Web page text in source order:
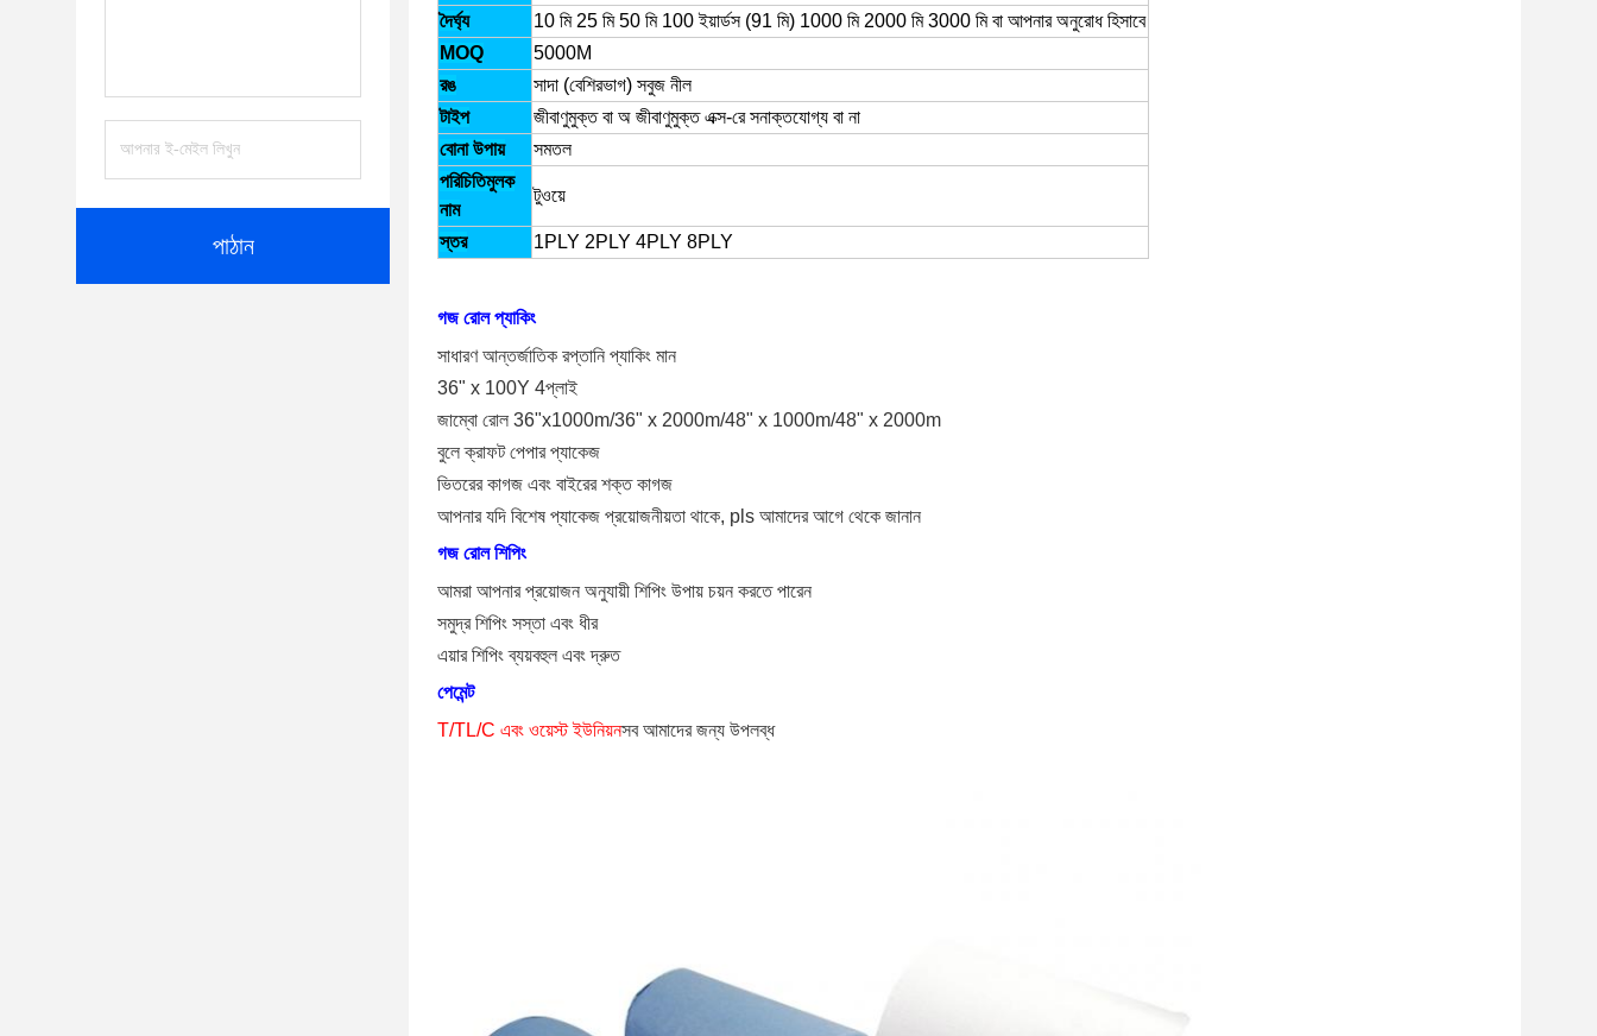
পাঠান
দৈর্ঘ্য
10 মি 25 মি 50 মি 100 ইয়ার্ডস (91 মি) 1000 মি 2000 মি 3000 মি বা আপনার অনুরোধ হিসাবে
MOQ
5000M
রঙ
সাদা (বেশিরভাগ) সবুজ নীল
টাইপ
জীবাণুমুক্ত বা অ জীবাণুমুক্ত এক্স-রে সনাক্তযোগ্য বা না
বোনা উপায়
সমতল
পরিচিতিমুলক
নাম
টুওয়ে
স্তর 1PLY 2PLY 4PLY 8PLY
গজ রোল প্যাকিং
সাধারণ আন্তর্জাতিক রপ্তানি প্যাকিং মান
36" x 100Y 4প্লাই
জাম্বো রোল 36"x1000m/36" x 2000m/48" x 1000m/48" x 2000m
বুলে ক্রাফট পেপার প্যাকেজ
ভিতরের কাগজ এবং বাইরের শক্ত কাগজ
আপনার যদি বিশেষ প্যাকেজ প্রয়োজনীয়তা থাকে, pls আমাদের আগে থেকে জানান
গজ রোল শিপিং
আমরা আপনার প্রয়োজন অনুযায়ী শিপিং উপায় চয়ন করতে পারেন
সমুদ্র শিপিং সস্তা এবং ধীর
এয়ার শিপিং ব্যয়বহুল এবং দ্রুত
পেমেন্ট
T/TL/C এবং ওয়েস্ট ইউনিয়নসব আমাদের জন্য উপলব্ধ